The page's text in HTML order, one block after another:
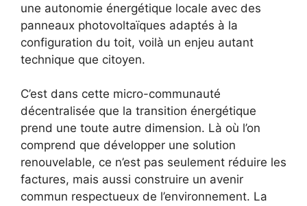
une autonomie énergétique locale avec des
panneaux photovoltaïques adaptés à la
configuration du toit, voilà un enjeu autant
technique que citoyen.
C’est dans cette micro-communauté
décentralisée que la transition énergétique
prend une toute autre dimension. Là où l’on
comprend que développer une solution
renouvelable, ce n’est pas seulement réduire les
factures, mais aussi construire un avenir
commun respectueux de l’environnement. La